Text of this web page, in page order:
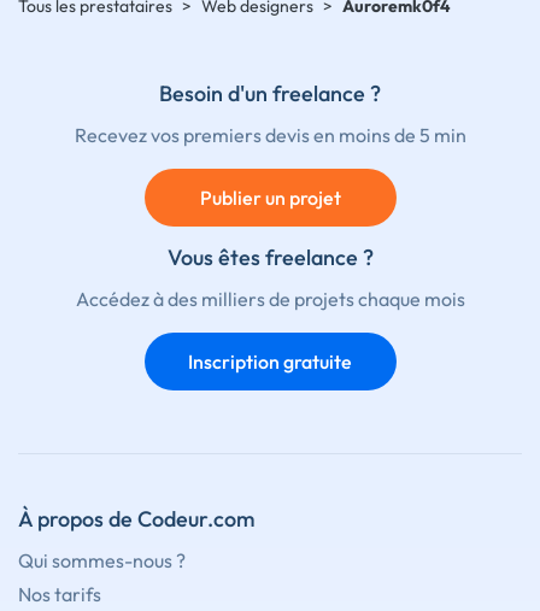
Tous les prestataires > Web designers > Auroremk0f4
Besoin d'un freelance ?
Recevez vos premiers devis en moins de 5 min
Publier un projet
Vous êtes freelance ?
Accédez à des milliers de projets chaque mois
Inscription gratuite
À propos de Codeur.com
Qui sommes-nous ?
Nos tarifs